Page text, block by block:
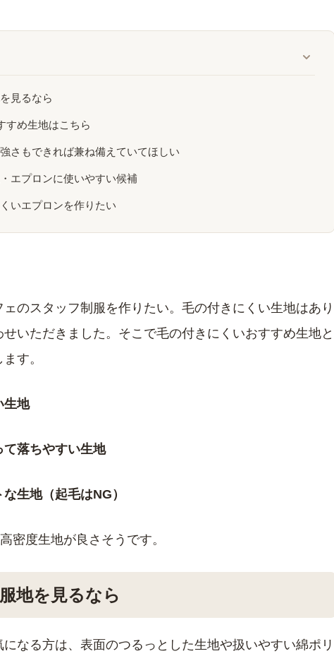
見るなら
すめ生地はこちら
さもできれば兼ね備えていてほしい
エプロンに使いやすい候補
いエプロンを作りたい
のスタッフ制服を作りたい。毛の付きにくい生地はあり
いただきました。そこで毛の付きにくいおすすめ生地と
す。
生地
て落ちやすい生地
生地（起毛はNG）
密度生地が良さそうです。
地を見るなら
なる方は、表面のつるっとした生地や扱いやすい綿ポリ